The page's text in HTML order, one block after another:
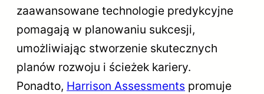
zaawansowane technologie predykcyjne
pomagają w planowaniu sukcesji,
umożliwiając stworzenie skutecznych
planów rozwoju i ścieżek kariery.
Ponadto, Harrison Assessments promuje